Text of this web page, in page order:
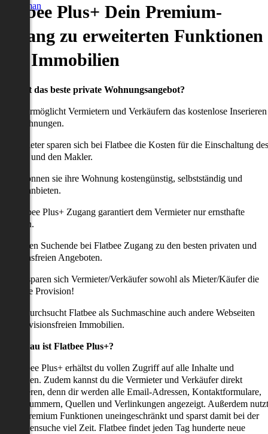
German
Plus+ Dein Premium-
zu erweiterten Funktionen
Immobilien
willst das beste private Wohnungsangebot?
ermöglicht Vermietern und Verkäufern das kostenlose Inserieren
Wohnungen.
Anbieter sparen sich bei Flatbee die Kosten für die Einschaltung des
und den Makler.
können sie ihre Wohnung kostengünstig, selbstständig und
anbieten.
Flatbee Plus+ Zugang garantiert dem Vermieter nur ernsthafte
erhalten Suchende bei Flatbee Zugang zu den besten privaten und
Angeboten.
uns sparen sich Vermieter/Verkäufer sowohl als Mieter/Käufer die
Provision!
durchsucht Flatbee als Suchmaschine auch andere Webseiten
provisionsfreien Immobilien.
genau ist Flatbee Plus+?
Flatbee Plus+ erhältst du vollen Zugriff auf alle Inhalte und
Zudem kannst du die Vermieter und Verkäufer direkt
denn dir werden alle Email-Adressen, Kontaktformulare,
Quellen und Verlinkungen angezeigt. Außerdem nutzt
alle Premium Funktionen uneingeschränkt und sparst damit bei der
viel Zeit. Flatbee findet jeden Tag hunderte neue